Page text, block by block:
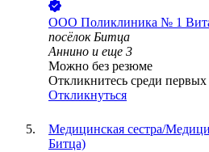
ООО Поликлиника № 1
посёлок Битца
Аннино и еще 3
Можно без резюме
Откликнитесь среди первых
Откликнуться
Медицинская сестра/
Битца)